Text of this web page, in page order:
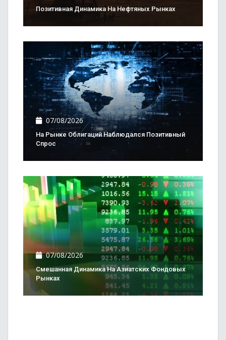
Позитивная Динамика На Нефтяных Рынках
07/08/2026
На Рынке Облигаций Наблюдался Позитивный
Спрос
07/08/2026
Смешанная Динамика На Азиатских Фондовых
Рынках